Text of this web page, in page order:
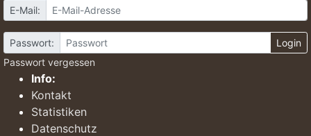
E-Mail:
Passwort:
Login
Passwort vergessen
Info:
Kontakt
Statistiken
Datenschutz